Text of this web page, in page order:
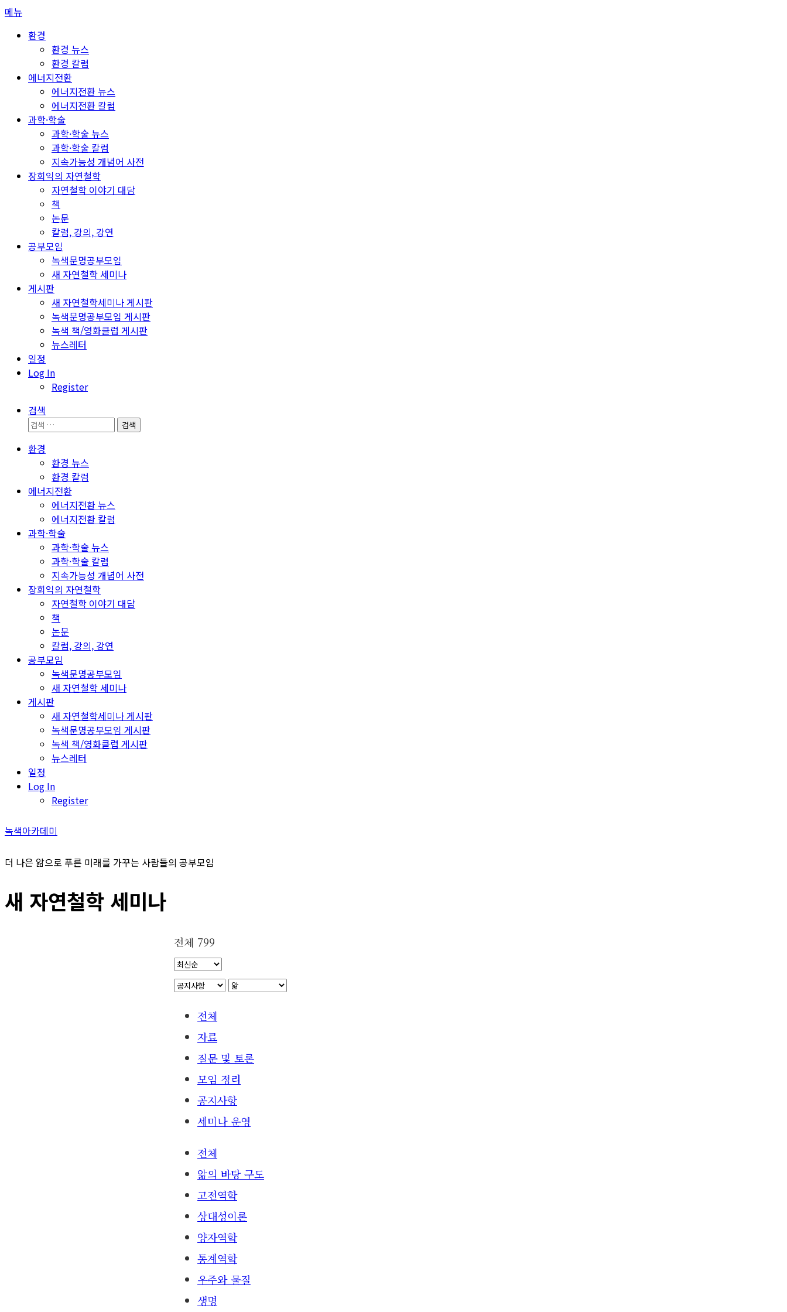
콘
메뉴
환경
환경 뉴스
환경 칼럼
에너지전환
에너지전환 뉴스
에너지전환 칼럼
과학·학술
과학·학술 뉴스
과학·학술 칼럼
지속가능성 개념어 사전
장회익의 자연철학
자연철학 이야기 대담
책
논문
칼럼, 강의, 강연
공부모임
녹색문명공부모임
새 자연철학 세미나
게시판
새 자연철학세미나 게시판
녹색문명공부모임 게시판
녹색 책/영화클럽 게시판
뉴스레터
일정
Log In
Register
검색
검
환경
환경 뉴스
환경 칼럼
에너지전환
에너지전환 뉴스
에너지전환 칼럼
과학·학술
과학·학술 뉴스
과학·학술 칼럼
지속가능성 개념어 사전
장회익의 자연철학
자연철학 이야기 대담
책
논문
칼럼, 강의, 강연
공부모임
녹색문명공부모임
새 자연철학 세미나
게시판
새 자연철학세미나 게시판
녹색문명공부모임 게시판
녹색 책/영화클럽 게시판
뉴스레터
일정
Log In
Register
녹색아카데미
더 나은 앎으로 푸른 미래를 가꾸는 사람들의 공부모임
새 자연철학 세미나
전체 799
전체
자료
질문 및 토론
모임 정리
공지사항
세미나 운영
전체
앎의 바탕 구도
고전역학
상대성이론
양자역학
통계역학
우주와 물질
생명